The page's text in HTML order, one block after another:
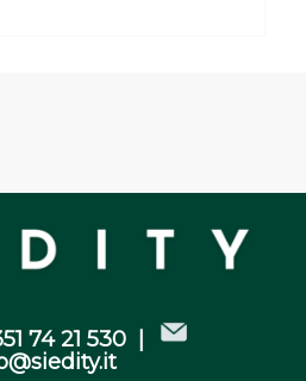
74 21 530 |